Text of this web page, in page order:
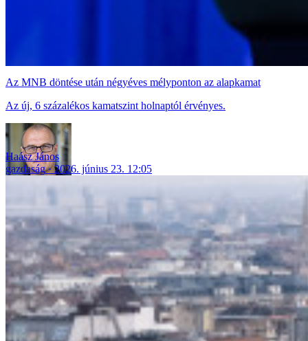
Az MNB döntése után négyéves mélyponton az alapkamat
Az új, 6 százalékos kamatszint holnaptól érvényes.
Haász János
gazdaság
2026. június 23. 12:05